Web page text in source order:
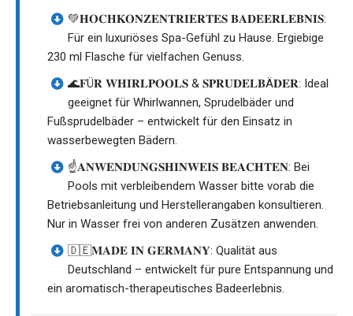
💚𝐇𝐎𝐂𝐇𝐊𝐎𝐍𝐙𝐄𝐍𝐓𝐑𝐈𝐄𝐑𝐓𝐄𝐒 𝐁𝐀𝐃𝐄𝐄𝐑𝐋𝐄𝐁𝐍𝐈𝐒:
Für ein luxuriöses Spa-Gefühl zu Hause. Ergiebige
230 ml Flasche für vielfachen Genuss.
🌊𝐅Ü𝐑 𝐖𝐇𝐈𝐑𝐋𝐏𝐎𝐎𝐋𝐒 & 𝐒𝐏𝐑𝐔𝐃𝐄𝐋𝐁Ä𝐃𝐄𝐑: Ideal
geeignet für Whirlwannen, Sprudelbäder und
Fußsprudelbäder – entwickelt für den Einsatz in
wasserbewegten Bädern.
☝️𝐀𝐍𝐖𝐄𝐍𝐃𝐔𝐍𝐆𝐒𝐇𝐈𝐍𝐖𝐄𝐈𝐒 𝐁𝐄𝐀𝐂𝐇𝐓𝐄𝐍: Bei
Pools mit verbleibendem Wasser bitte vorab die
Betriebsanleitung und Herstellerangaben konsultieren.
Nur in Wasser frei von anderen Zusätzen anwenden.
🇩🇪𝐌𝐀𝐃𝐄 𝐈𝐍 𝐆𝐄𝐑𝐌𝐀𝐍𝐘: Qualität aus
Deutschland – entwickelt für pure Entspannung und
ein aromatisch-therapeutisches Badeerlebnis.